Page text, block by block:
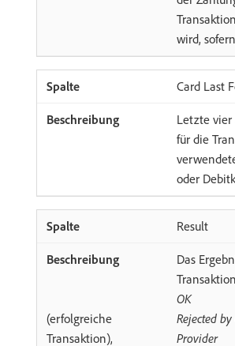
wird,
Card Last
Letzte
für die
oder
Result
Das
OK
(erfolgreiche
Transaktion),
Rejected
Provider